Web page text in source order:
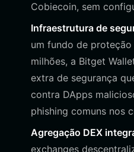
Cobiecoin, sem
Infraestrutura de
um fundo de
milhões, a Bitget
extra de segurança
contra DApps
phishing comuns nos
Agregação DEX
exchanges